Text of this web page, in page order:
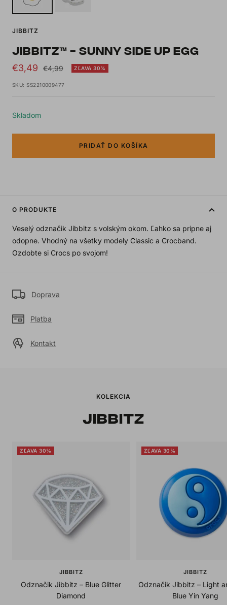
JIBBITZ
JIBBITZ™ - SUNNY SIDE UP EGG
Sale
price
€3,49
Regular
€4,99 ZĽAVA 30%
SKU:SS2210009477
Skladom
PRIDAŤ DO KOŠÍKA
O PRODUKTE
Veselý odznačik Jibbitz s volským okom. Ľahko sa pripne aj
odopne. Vhodný na všetky modely Classic a Crocband.
Ozdobte si Crocs po svojom!
Doprava
Platba
Kontakt
KOLEKCIA
JIBBITZ
ZĽAVA 30%
JIBBITZ
Odznačik Jibbitz – Blue Glitter
Diamond
ZĽAVA 30%
JIBBITZ
Odznačik Jibbitz – Light
Blue Yin Yang